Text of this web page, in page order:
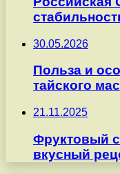
30.05.2026
Польза и
тайского
21.11.2025
Фруктовый
вкусный